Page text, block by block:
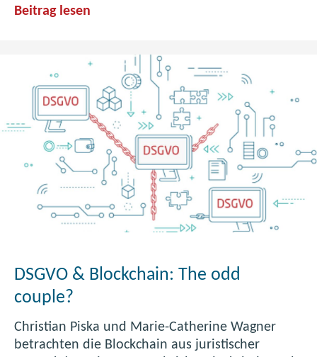
Beitrag lesen
t
a
l
s
K
o
m
m
i
t
i
DSGVO & Blockchain: The odd
couple?
Christian Piska und Marie-Catherine Wagner
betrachten die Blockchain aus juristischer